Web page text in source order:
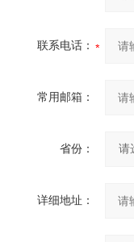
联系电话：
常用邮箱：
省份：
详细地址：